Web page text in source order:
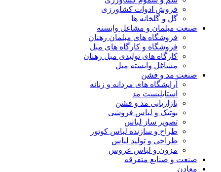
فروش ادوات کشاورزی
گل و گلخانه ها
صنعت مبلمان و مشاغل وابسته
فروشگاه های مبلمان رهنان
فروشگاه و کارگاه های مبل
کارگاه های تولیدی مبل رهنان
مشاغل وابسته مبل
صنعت مد و فشن
آرایشگاه های مردانه و زنانه
استایلیست مد
بازاریابی مد و فشن
بوتیک و لباس فروشی
تصویر ساز لباس
طراح و سازنده لباس کوتور
طراحی و تولید لباس
مزون و لباس عروس
صنعت و صنایع متفرقه
معادن